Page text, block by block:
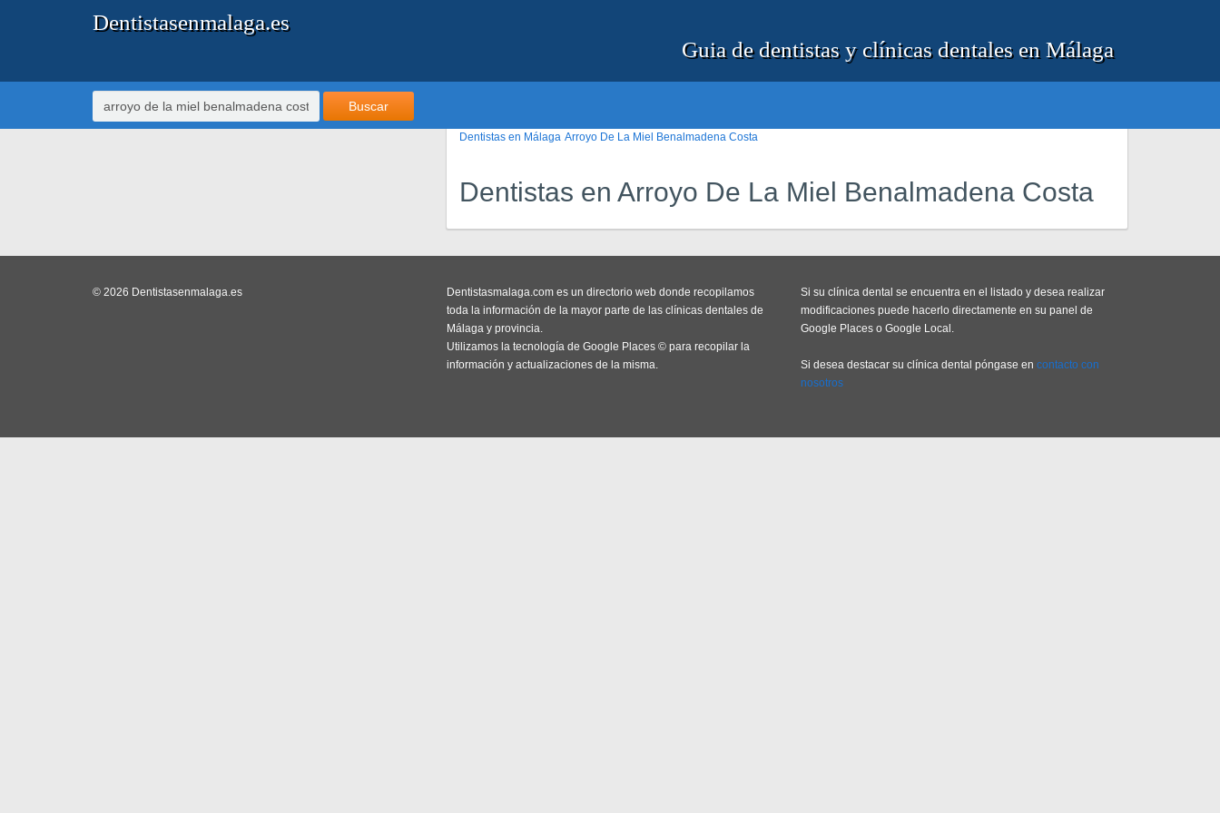
Dentistasenmalaga.es
Guia de dentistas y clínicas dentales en Málaga
Buscar
Dentistas en Málaga Arroyo De La Miel Benalmadena Costa
Dentistas en Arroyo De La Miel Benalmadena Costa
© 2026 Dentistasenmalaga.es
Dentistasmalaga.com es un directorio web donde recopilamos
toda la información de la mayor parte de las clínicas dentales de
Málaga y provincia.
Utilizamos la tecnología de Google Places © para recopilar la
información y actualizaciones de la misma.
Si su clínica dental se encuentra en el listado y desea realizar
modificaciones puede hacerlo directamente en su panel de
Google Places o Google Local.
Si desea destacar su clínica dental póngase en contacto con
nosotros